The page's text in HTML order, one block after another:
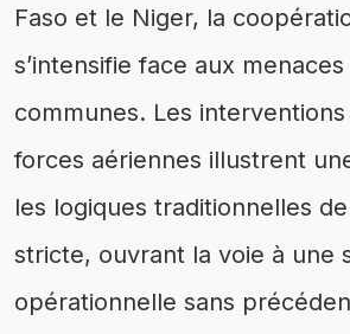
Faso et le Niger, la
s’intensifie face aux
communes. Les
forces aériennes illustrent
les logiques traditionnelles
stricte, ouvrant la voie à une
opérationnelle sans